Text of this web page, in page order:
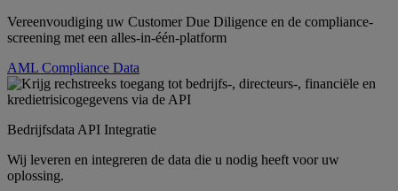
Vereenvoudiging uw Customer Due Diligence en de compliance-
screening met een alles-in-één-platform
AML Compliance Data
Bedrijfsdata API Integratie
Wij leveren en integreren de data die u nodig heeft voor uw
oplossing.